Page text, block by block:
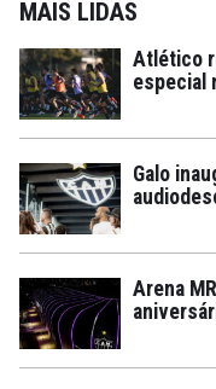
MAIS LIDAS
Atlético
especial
Galo
Arena